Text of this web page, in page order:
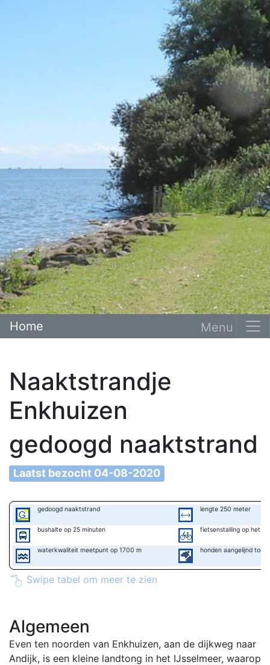
Home
Naaktstrandje
Enkhuizen
gedoogd naaktstrand
Laatst bezocht 04-08-2020
gedoogd naaktstrand lengte 250 meter
bushalte op 25 minuten fietsenstalling op het
waterkwaliteit meetpunt op 1700 m honden aangelijnd
Swipe tabel om meer te zien
Algemeen
Even ten noorden van Enkhuizen, aan de dijkweg naar
Andijk, is een kleine landtong in het IJsselmeer, waarop